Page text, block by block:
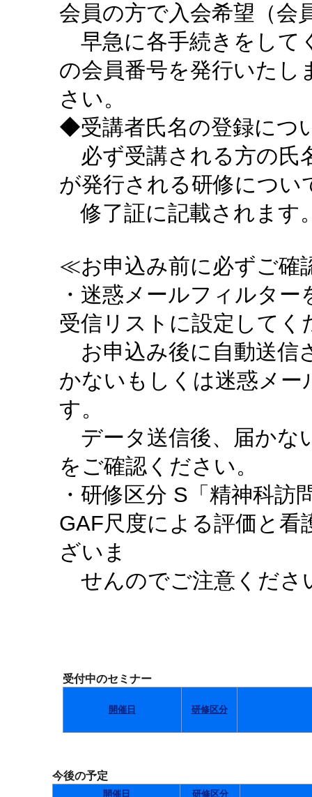
会員の方で入会希望（会
早急に各手続きをして
の会員番号を発行いたし
さい。
◆受講者氏名の登録につ
必ず受講される方の氏
が発行される研修につい
修了証に記載されます
≪お申込み前に必ずご確
・迷惑メールフィルタ
受信リストに設定してく
お申込み後に自動送信
かないもしくは迷惑メ
す。
データ送信後、届かな
をご確認ください。
・研修区分 S「精神科
GAF尺度による評価と看
ざいま
せんのでご注意くださ
受付中のセミナー
開催日 研修区分
今後の予定
開催日 研修区分